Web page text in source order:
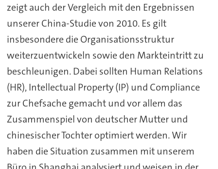
zeigt auch der Vergleich mit den Ergebnissen
unserer China-Studie von 2010. Es gilt
insbesondere die Organisationsstruktur
weiterzuentwickeln sowie den Markteintritt zu
beschleunigen. Dabei sollten Human Relations
(HR), Intellectual Property (IP) und Compliance
zur Chefsache gemacht und vor allem das
Zusammenspiel von deutscher Mutter und
chinesischer Tochter optimiert werden. Wir
haben die Situation zusammen mit unserem